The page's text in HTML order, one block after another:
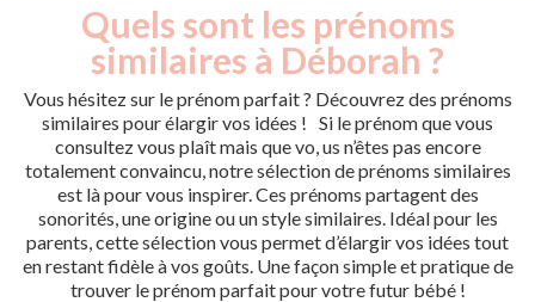
Quels sont les prénoms
similaires à Déborah ?
Vous hésitez sur le prénom parfait ? Découvrez des prénoms
similaires pour élargir vos idées ! Si le prénom que vous
consultez vous plaît mais que vo, us n’êtes pas encore
totalement convaincu, notre sélection de prénoms similaires
est là pour vous inspirer. Ces prénoms partagent des
sonorités, une origine ou un style similaires. Idéal pour les
parents, cette sélection vous permet d’élargir vos idées tout
en restant fidèle à vos goûts. Une façon simple et pratique de
trouver le prénom parfait pour votre futur bébé !